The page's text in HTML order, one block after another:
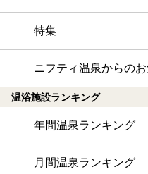
特集
ニフティ温泉からの
温浴施設ランキング
年間温泉ランキング
月間温泉ランキング